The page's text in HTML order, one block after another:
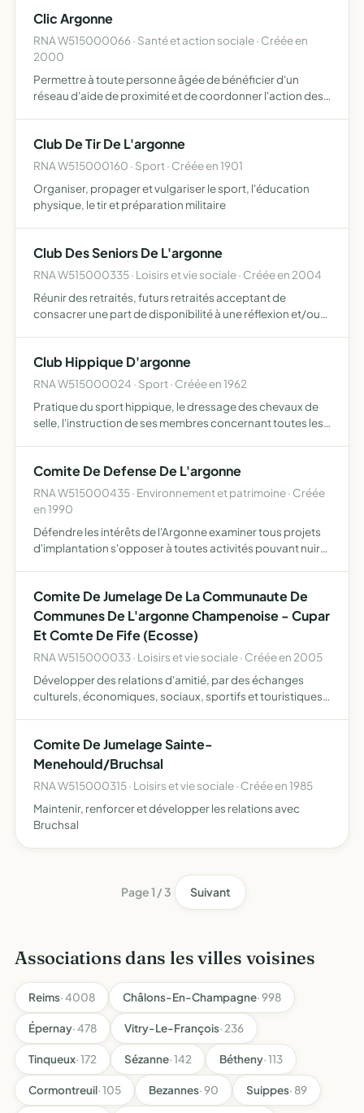
d'inform…
Clic Argonne
RNA W515000066 · Santé et action sociale · Créée en
2000
Permettre à toute personne âgée de bénéficier d'un
réseau d'aide de proximité et de coordonner l'action des
rep…
Club De Tir De L'argonne
RNA W515000160 · Sport · Créée en 1901
Organiser, propager et vulgariser le sport, l'éducation
physique, le tir et préparation militaire
Club Des Seniors De L'argonne
RNA W515000335 · Loisirs et vie sociale · Créée en 2004
Réunir des retraités, futurs retraités acceptant de
consacrer une part de disponibilité à une réflexion et/ou
Club Hippique D'argonne
RNA W515000024 · Sport · Créée en 1962
Pratique du sport hippique, le dressage des chevaux de
selle, l'instruction de ses membres concernant toutes les
Comite De Defense De L'argonne
RNA W515000435 · Environnement et patrimoine · Créée
en 1990
Défendre les intérêts de l'Argonne examiner tous projets
d'implantation s'opposer à toutes activités pouvant nuire
Comite De Jumelage De La Communaute De
Communes De L'argonne Champenoise - Cupar
Et Comte De Fife (Ecosse)
RNA W515000033 · Loisirs et vie sociale · Créée en 2005
Développer des relations d'amitié, par des échanges
culturels, économiques, sociaux, sportifs et touristiques
le bénéfice mu…
Comite De Jumelage Sainte-
Menehould/Bruchsal
RNA W515000315 · Loisirs et vie sociale · Créée en 1985
Maintenir, renforcer et développer les relations avec
Bruchsal
Page 1 / 3 Suivant
Associations dans les villes voisines
Reims· 4008 Châlons-En-Champagne· 998
Épernay· 478 Vitry-Le-François· 236
Tinqueux· 172 Sézanne· 142 Bétheny· 113
Cormontreuil· 105 Bezannes· 90 Suippes· 89